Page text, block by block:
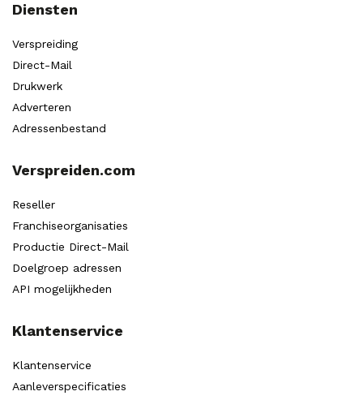
Diensten
Verspreiding
Direct-Mail
Drukwerk
Adverteren
Adressenbestand
Verspreiden.com
Reseller
Franchiseorganisaties
Productie Direct-Mail
Doelgroep adressen
API mogelijkheden
Klantenservice
Klantenservice
Aanleverspecificaties